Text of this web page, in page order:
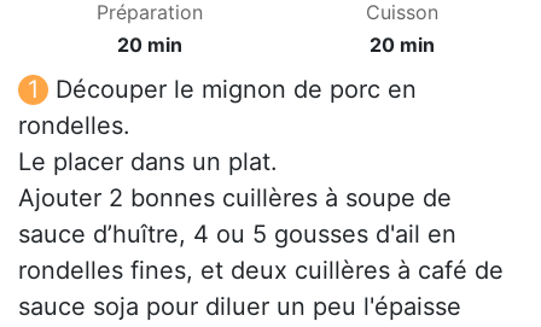
Préparation
20 min
Cuisson
20 min
Découper le mignon de porc en
rondelles.
Le placer dans un plat.
Ajouter 2 bonnes cuillères à soupe de
sauce d’huître, 4 ou 5 gousses d'ail en
rondelles fines, et deux cuillères à café de
sauce soja pour diluer un peu l'épaisse